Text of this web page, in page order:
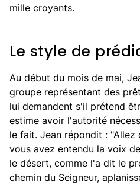
mille croyants.
Le style de
Au début du mois de mai,
groupe représentant des
lui demandent s'il prétend
estime avoir l'autorité
le fait. Jean répondit : "Allez
vous avez entendu la voix
le désert, comme l'a dit le
chemin du Seigneur,